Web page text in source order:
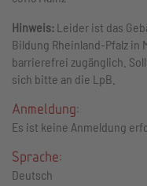
Hinweis: Leider ist das
Bildung Rheinland-Pfalz in
barrierefrei zugänglich.
sich bitte an die LpB.
Anmeldung:
Es ist keine Anmeldung
Sprache:
Deutsch